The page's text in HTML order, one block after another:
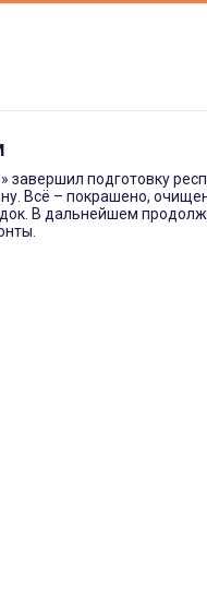
завершил подготовку
Всё – покрашено,
В дальнейшем